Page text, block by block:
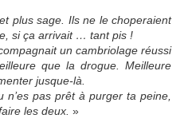
plus sage. Ils ne le choperaient
si ça arrivait … tant pis !
un cambriolage réussi
que la drogue. Meilleure
jusque-là.
pas prêt à purger ta peine,
les deux. »